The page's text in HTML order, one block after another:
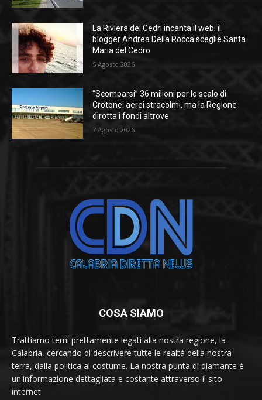
La Riviera dei Cedri incanta il web: il
blogger Andrea Della Rocca sceglie Santa
Maria del Cedro
5 Agosto 2026
“Scomparsi” 36 milioni per lo scalo di
Crotone: aerei stracolmi, ma la Regione
dirotta i fondi altrove
7 Agosto 2026
COSA SIAMO
Trattiamo temi prettamente legati alla nostra regione, la
Calabria, cercando di descrivere tutte le realtà della nostra
terra, dalla politica al costume. La nostra punta di diamante è
un'informazione dettagliata e costante attraverso il sito
internet